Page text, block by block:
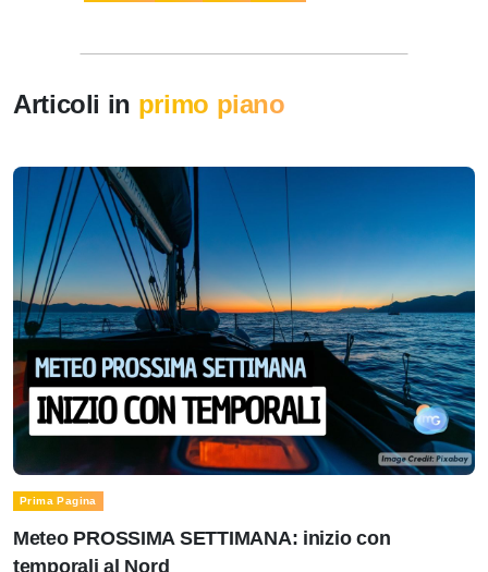
Articoli in primo piano
Prima Pagina
Meteo PROSSIMA SETTIMANA: inizio con
temporali al Nord